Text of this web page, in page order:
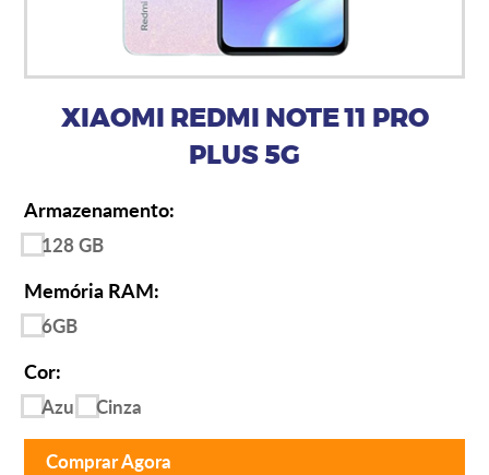
XIAOMI REDMI NOTE 11 PRO
PLUS 5G
Armazenamento:
128 GB
Memória RAM:
6GB
Cor:
Azul Cinza
Comprar Agora